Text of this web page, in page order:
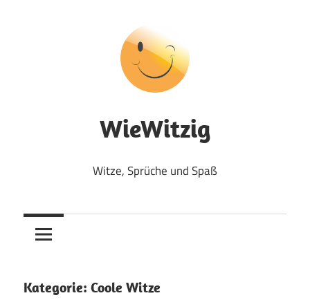
WieWitzig
Witze, Sprüche und Spaß
Kategorie: Coole Witze